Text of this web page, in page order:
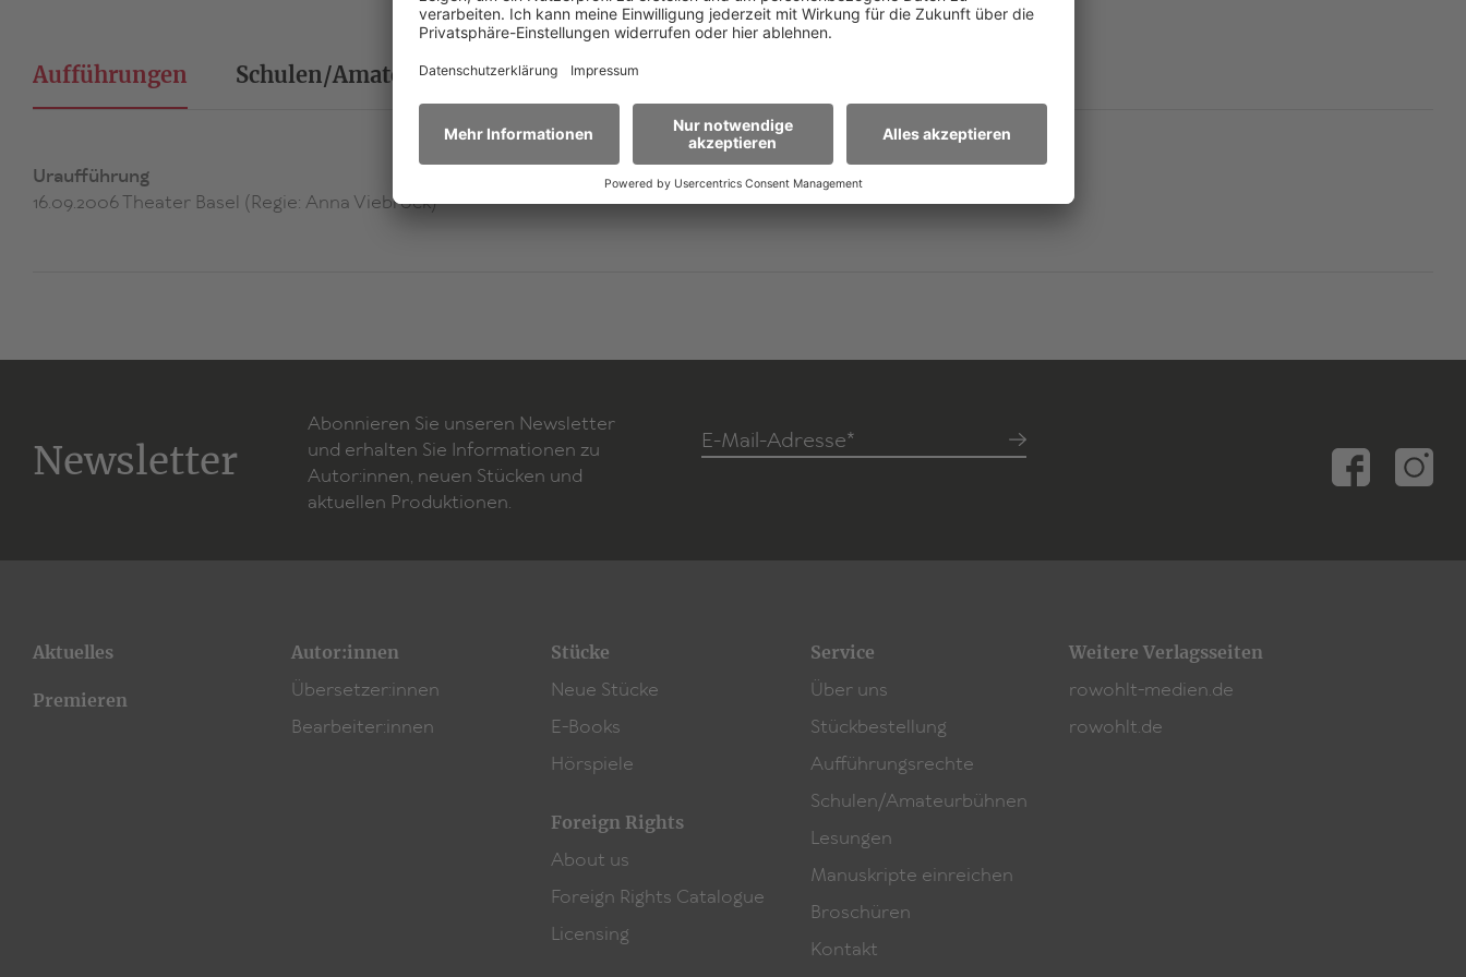
Aufführungen Schulen/Amateurtheater
Uraufführung
16.09.2006 Theater Basel (Regie: Anna Viebrock)
Newsletter
Abonnieren Sie unseren Newsletter
und erhalten Sie Informationen zu
Autor:innen, neuen Stücken und
aktuellen Produktionen.
E-Mail-Adresse*
Aktuelles
Premieren
Autor:innen
Übersetzer:innen
Bearbeiter:innen
Stücke
Neue Stücke
E-Books
Hörspiele
Foreign Rights
About us
Foreign Rights Catalogue
Licensing
Service
Über uns
Stückbestellung
Aufführungsrechte
Schulen/Amateurbühnen
Lesungen
Manuskripte einreichen
Broschüren
Kontakt
Weitere Verlagsseiten
rowohlt-medien.de
rowohlt.de